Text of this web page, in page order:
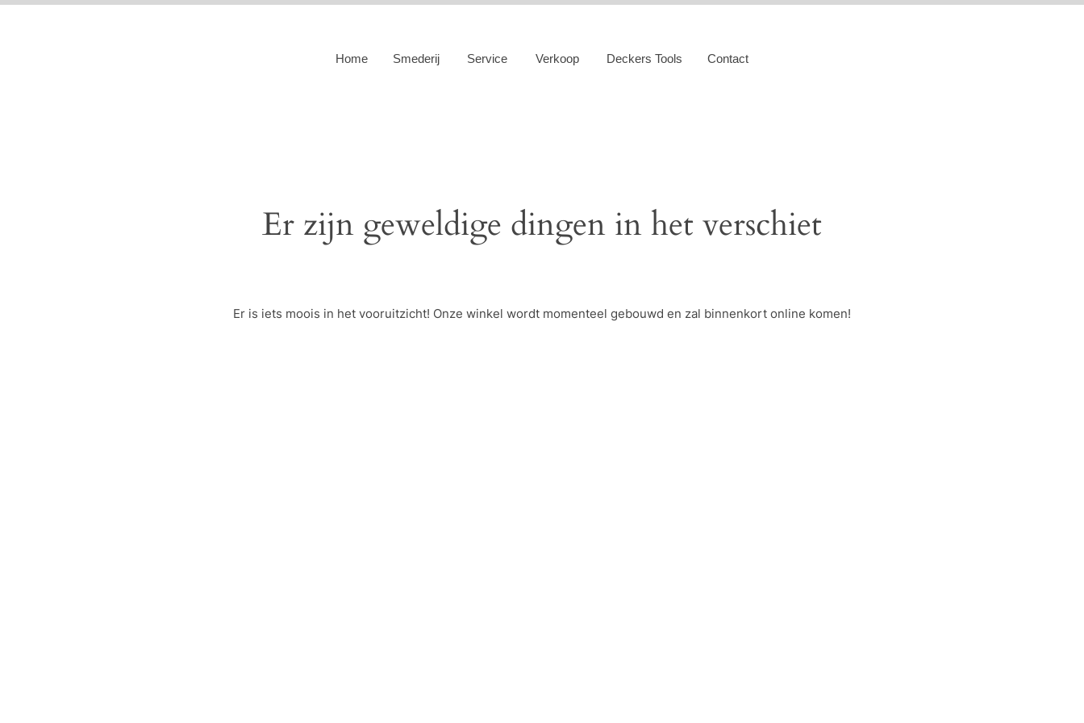
Home Smederij Service Verkoop Deckers Tools Contact
Er zijn geweldige dingen in het verschiet
Er is iets moois in het vooruitzicht! Onze winkel wordt momenteel gebouwd en zal binnenkort online komen!